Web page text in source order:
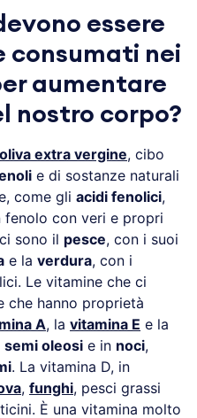
essere
consumati nei
aumentare
nostro corpo?
extra vergine, cibo
e di sostanze naturali
come gli acidi fenolici,
fenolo con veri e propri
sono il pesce, con i suoi
e la verdura, con i
Le vitamine che ci
che hanno proprietà
A, la vitamina E e la
semi oleosi e in noci,
. La vitamina D, in
, funghi, pesci grassi
È una vitamina molto